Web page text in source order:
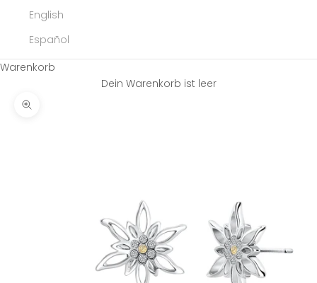
English
Español
Warenkorb
Dein Warenkorb ist leer
Bild vergrößern